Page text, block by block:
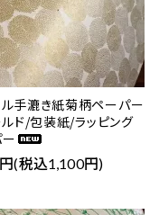
手漉き紙菊柄ペーパー
ド/包装紙/ラッピング
(税込1,100円)